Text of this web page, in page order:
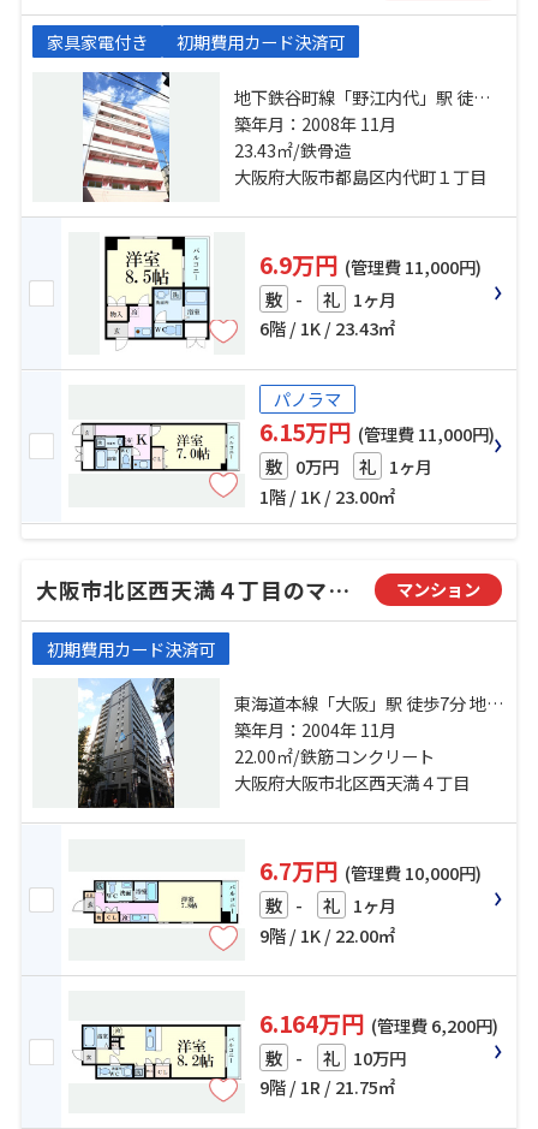
家具家電付き 初期費用カード決済可
地下鉄谷町線「野江内代」駅 徒歩3
分 地下鉄谷町線「都島」駅 徒歩15
分 大阪環状線「京橋」駅 徒歩18分
築年月：2008年 11月
23.43㎡/鉄骨造
大阪府大阪市都島区内代町１丁目
6.9万円 (管理費 11,000円)
敷 - 礼 1ヶ月
6階 / 1K / 23.43㎡
パノラマ
6.15万円 (管理費 11,000円)
敷 0万円 礼 1ヶ月
1階 / 1K / 23.00㎡
大阪市北区西天満４丁目のマンション マンション
初期費用カード決済可
東海道本線「大阪」駅 徒歩7分 地下
鉄御堂筋線「梅田」駅 徒歩7分 地下
鉄御堂筋線「淀屋橋」駅 徒歩7分
築年月：2004年 11月
22.00㎡/鉄筋コンクリート
大阪府大阪市北区西天満４丁目
6.7万円 (管理費 10,000円)
敷 - 礼 1ヶ月
9階 / 1K / 22.00㎡
6.164万円 (管理費 6,200円)
敷 - 礼 10万円
9階 / 1R / 21.75㎡